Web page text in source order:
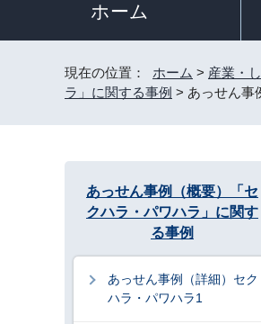
ホーム
現在の位置： ホーム > 産業・
ラ」に関する事例 > あっせん事
あっせん事例（概要）「セ
クハラ・パワハラ」に関す
る事例
あっせん事例（詳細）セク
ハラ・パワハラ1